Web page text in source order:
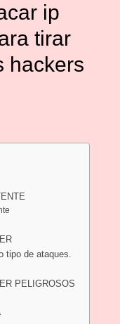
ip
tirar
hackers
tipo de ataques.
PELIGROSOS